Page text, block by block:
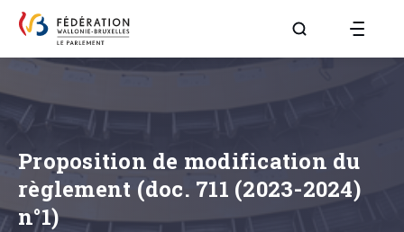
Aller à la page
Proposition de modification du
règlement (doc. 711 (2023-2024)
n°1)